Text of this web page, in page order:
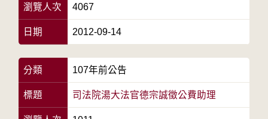
瀏覽人次 4067
日期 2012-09-14
分類 107年前公告
標題 司法院湯大法官德宗誠徵公費助理